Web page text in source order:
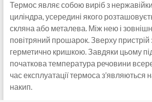
Термос являє собою виріб з
циліндра, усередині якого
скляна або металева. Між нею і
повітряний прошарок. Зверху пристрій
герметично кришкою. Завдяки цьому
початкова температура речовини
час експлуатації термоса з’являються
накип.